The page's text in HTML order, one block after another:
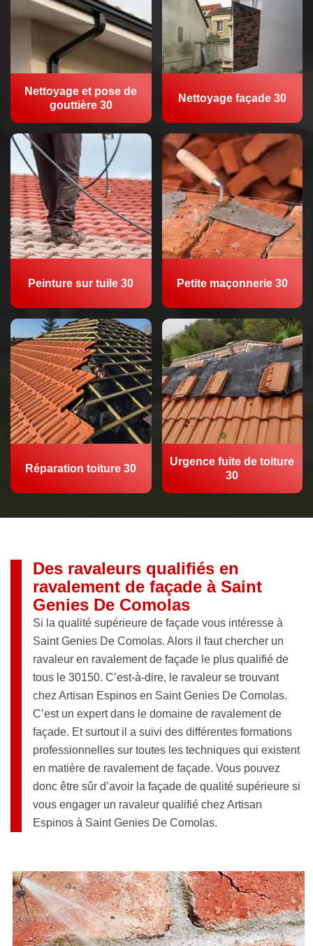
Nettoyage et pose de
gouttière 30
Nettoyage façade 30
Peinture sur tuile 30 Petite maçonnerie 30
Réparation toiture 30
Urgence fuite de toiture
30
Des ravaleurs qualifiés en
ravalement de façade à Saint
Genies De Comolas
Si la qualité supérieure de façade vous intéresse à
Saint Genies De Comolas. Alors il faut chercher un
ravaleur en ravalement de façade le plus qualifié de
tous le 30150. C’est-à-dire, le ravaleur se trouvant
chez Artisan Espinos en Saint Genies De Comolas.
C’est un expert dans le domaine de ravalement de
façade. Et surtout il a suivi des différentes formations
professionnelles sur toutes les techniques qui existent
en matière de ravalement de façade. Vous pouvez
donc être sûr d’avoir la façade de qualité supérieure si
vous engager un ravaleur qualifié chez Artisan
Espinos à Saint Genies De Comolas.